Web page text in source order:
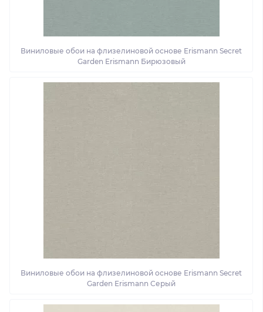
Виниловые обои на флизелиновой основе Erismann Secret
Garden Erismann Бирюзовый
Виниловые обои на флизелиновой основе Erismann Secret
Garden Erismann Серый